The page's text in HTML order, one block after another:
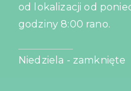
od lokalizacji od
godziny 8:00 rano.
Niedziela - zamknięte